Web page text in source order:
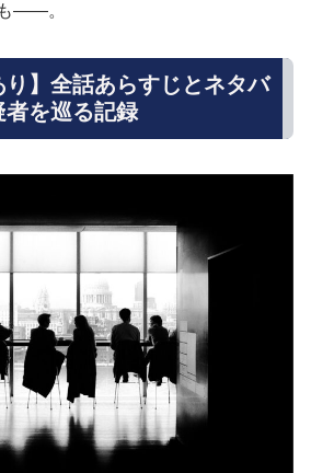
——。
り】全話あらすじとネタバ
者を巡る記録